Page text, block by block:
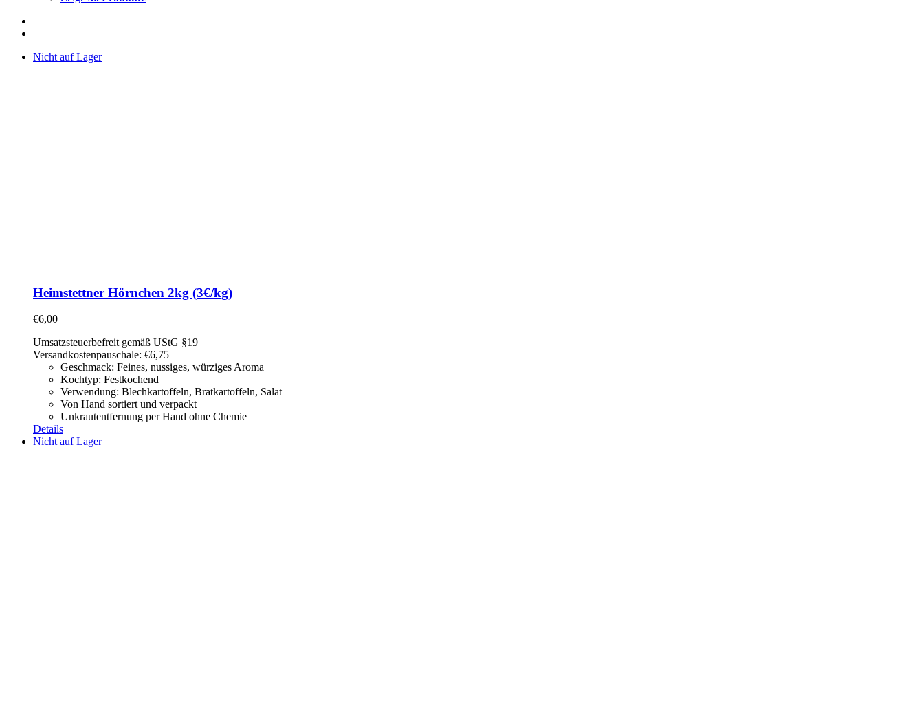
Nicht auf Lager
Heimstettner Hörnchen 2kg (3€/kg)
€6,00
Umsatzsteuerbefreit gemäß UStG §19
Versandkostenpauschale: €6,75
Geschmack: Feines, nussiges, würziges Aroma
Kochtyp: Festkochend
Verwendung: Blechkartoffeln, Bratkartoffeln, Salat
Von Hand sortiert und verpackt
Unkrautentfernung per Hand ohne Chemie
Details
Nicht auf Lager